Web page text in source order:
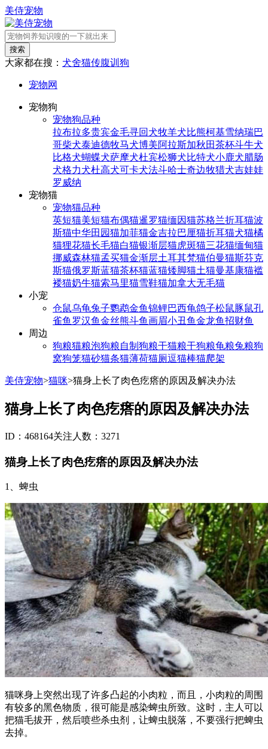
美侍宠物
搜索
大家都在搜： 犬舍猫传腹训狗
宠物网
宠物狗
宠物狗品种
拉布拉多贵宾金毛寻回犬牧羊犬比熊柯基雪纳瑞巴
哥柴犬泰迪德牧马犬博美阿拉斯加秋田茶杯斗牛犬
比格犬蝴蝶犬萨摩犬杜宾松狮犬比特犬小鹿犬腊肠
犬格力犬杜高犬可卡犬法斗哈士奇边牧猎犬吉娃娃
罗威纳
宠物猫
宠物猫品种
英短猫美短猫布偶猫暹罗猫缅因猫苏格兰折耳猫波
斯猫中华田园猫加菲猫金吉拉巴厘猫折耳猫犬猫橘
猫狸花猫长毛猫白猫银渐层猫虎斑猫三花猫缅甸猫
挪威森林猫孟买猫金渐层土耳其梵猫伯曼猫斯芬克
斯猫俄罗斯蓝猫茶杯猫蓝猫矮脚猫土猫曼基康猫褴
褛猫奶牛猫索马里猫雪鞋猫加拿大无毛猫
小宠
仓鼠乌龟兔子鹦鹉金鱼锦鲤巴西龟鸽子松鼠豚鼠孔
雀鱼 罗汉鱼金丝熊斗鱼画眉小丑鱼金龙鱼招财鱼
周边
狗粮猫粮泡狗粮自制狗粮干猫粮干狗粮龟粮兔粮狗
窝狗笼猫砂猫条猫薄荷猫厕逗猫棒猫爬架
美侍宠物>猫咪>猫身上长了肉色疙瘩的原因及解决办法
猫身上长了肉色疙瘩的原因及解决办法
ID：468164关注人数：3271
猫身上长了肉色疙瘩的原因及解决办法
1、蜱虫
猫咪身上突然出现了许多凸起的小肉粒，而且，小肉粒的周围
有较多的黑色物质，很可能是感染蜱虫所致。这时，主人可以
把猫毛拔开，然后喷些杀虫剂，让蜱虫脱落，不要强行把蜱虫
去掉。